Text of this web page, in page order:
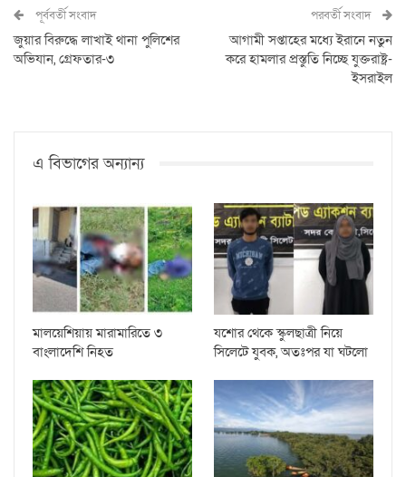
পূর্ববর্তী সংবাদ
জুয়ার বিরুদ্ধে লাখাই থানা পুলিশের
অভিযান, গ্রেফতার-৩
পরবর্তী সংবাদ
আগামী সপ্তাহের মধ্যে ইরানে নতুন
করে হামলার প্রস্তুতি নিচ্ছে যুক্তরাষ্ট্র-
ইসরাইল
এ বিভাগের অন্যান্য
মালয়েশিয়ায় মারামারিতে ৩
বাংলাদেশি নিহত
যশোর থেকে স্কুলছাত্রী নিয়ে
সিলেটে যুবক, অতঃপর যা ঘটলো